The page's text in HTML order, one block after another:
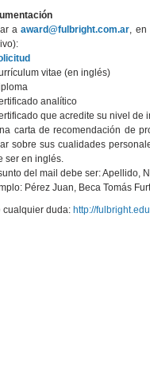
aaward@fulbright.com.ar, en
vitae (en inglés)
analítico
que acredite su nivel de
carta de recomendación de
sobre sus cualidades
ser en inglés.
del mail debe ser: Apellido,
Pérez Juan, Beca Tomás
cualquier duda: http://